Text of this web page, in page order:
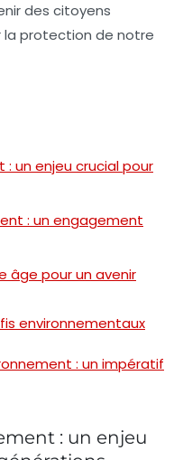
des citoyens
la protection de notre
: un enjeu crucial pour
: un engagement
âge pour un avenir
environnementaux
: un impératif
: un enjeu